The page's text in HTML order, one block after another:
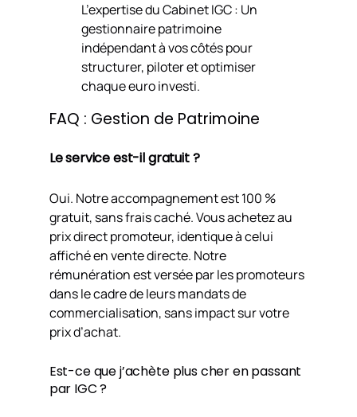
L’expertise du Cabinet IGC : Un
gestionnaire patrimoine
indépendant à vos côtés pour
structurer, piloter et optimiser
chaque euro investi.
FAQ : Gestion de Patrimoine
Le service est-il gratuit ?
Oui. Notre accompagnement est 100 %
gratuit, sans frais caché. Vous achetez au
prix direct promoteur, identique à celui
affiché en vente directe. Notre
rémunération est versée par les promoteurs
dans le cadre de leurs mandats de
commercialisation, sans impact sur votre
prix d’achat.
Est-ce que j’achète plus cher en passant
par IGC ?